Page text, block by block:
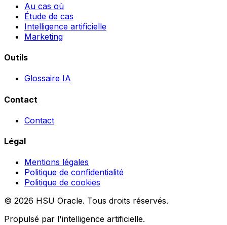
Au cas où
Étude de cas
Intelligence artificielle
Marketing
Outils
Glossaire IA
Contact
Contact
Légal
Mentions légales
Politique de confidentialité
Politique de cookies
© 2026 HSU Oracle. Tous droits réservés.
Propulsé par l'intelligence artificielle.